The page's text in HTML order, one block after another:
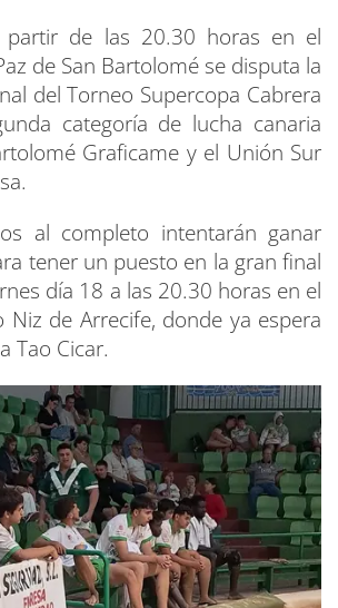
partir de las 20.30 horas en el
de San Bartolomé se disputa la
del Torneo Supercopa Cabrera
categoría de lucha canaria
Graficame y el Unión Sur
al completo intentarán ganar
tener un puesto en la gran final
día 18 a las 20.30 horas en el
Niz de Arrecife, donde ya espera
Tao Cicar.